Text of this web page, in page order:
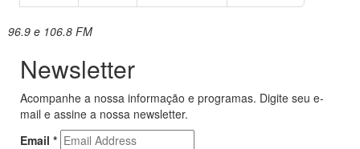
96.9 e 106.8 FM
Newsletter
Acompanhe a nossa informação e programas. Digite seu e-
mail e assine a nossa newsletter.
Email *